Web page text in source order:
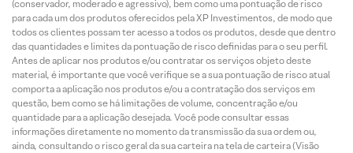
(conservador, moderado e agressivo), bem como uma pontuação de risco
para cada um dos produtos oferecidos pela XP Investimentos, de modo que
todos os clientes possam ter acesso a todos os produtos, desde que dentro
das quantidades e limites da pontuação de risco definidas para o seu perfil.
Antes de aplicar nos produtos e/ou contratar os serviços objeto deste
material, é importante que você verifique se a sua pontuação de risco atual
comporta a aplicação nos produtos e/ou a contratação dos serviços em
questão, bem como se há limitações de volume, concentração e/ou
quantidade para a aplicação desejada. Você pode consultar essas
informações diretamente no momento da transmissão da sua ordem ou,
ainda, consultando o risco geral da sua carteira na tela de carteira (Visão